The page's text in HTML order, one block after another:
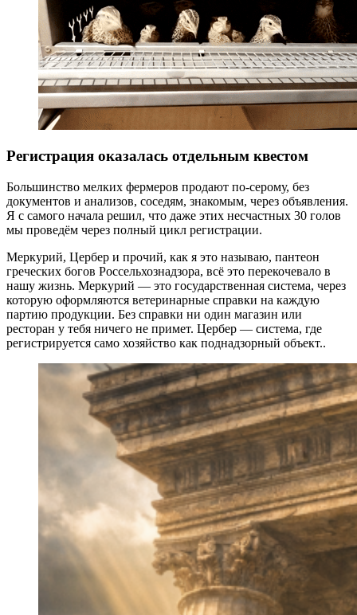
Регистрация оказалась отдельным квестом
Большинство мелких фермеров продают по-серому, без
документов и анализов, соседям, знакомым, через объявления.
Я с самого начала решил, что даже этих несчастных 30 голов
мы проведём через полный цикл регистрации.
Меркурий, Цербер и прочий, как я это называю, пантеон
греческих богов Россельхознадзора, всё это перекочевало в
нашу жизнь. Меркурий — это государственная система, через
которую оформляются ветеринарные справки на каждую
партию продукции. Без справки ни один магазин или
ресторан у тебя ничего не примет. Цербер — система, где
регистрируется само хозяйство как поднадзорный объект..